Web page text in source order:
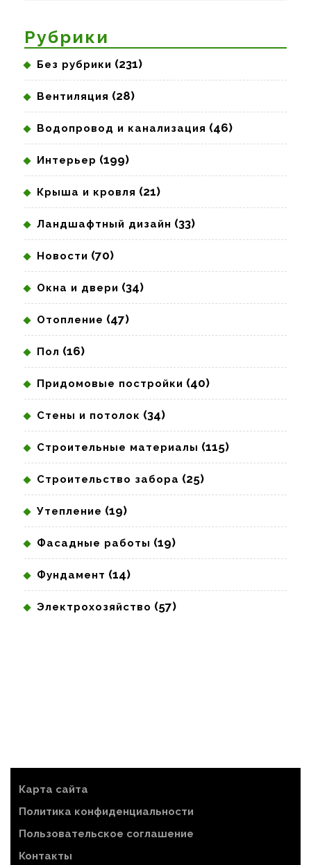
Рубрики
Без рубрики (231)
Вентиляция (28)
Водопровод и канализация (46)
Интерьер (199)
Крыша и кровля (21)
Ландшафтный дизайн (33)
Новости (70)
Окна и двери (34)
Отопление (47)
Пол (16)
Придомовые постройки (40)
Стены и потолок (34)
Строительные материалы (115)
Строительство забора (25)
Утепление (19)
Фасадные работы (19)
Фундамент (14)
Электрохозяйство (57)
Карта сайта
Политика конфиденциальности
Пользовательское соглашение
Контакты